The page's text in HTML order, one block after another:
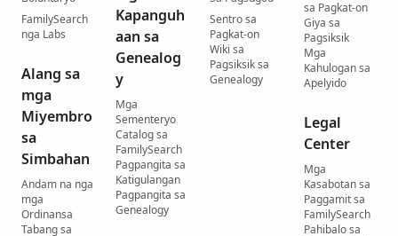
FamilySearch
nga Labs
Alang sa
mga
Miyembro
sa
Simbahan
Andam na nga
mga
Ordinansa
Tabang sa
Kapanguh
aan sa
Genealog
y
Mga
Sementeryo
Catalog sa
FamilySearch
Pagpangita sa
Katigulangan
Pagpangita sa
Genealogy
Sentro sa
Pagkat-on
Wiki sa
Pagsiksik sa
Genealogy
sa Pagkat-on
Giya sa
Pagsiksik
Mga
Kahulogan sa
Apelyido
Legal
Center
Mga
Kasabotan sa
Paggamit sa
FamilySearch
Pahibalo sa